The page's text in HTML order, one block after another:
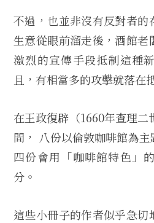
不過，也並非沒有反對者的
生意從眼前溜走後，酒館老
激烈的宣傳手段抵制這種
且，有相當多的攻擊就落在
在王政復辟（1660年查理二
間， 八份以倫敦咖啡館為
四份會用「咖啡館特色」
分。
這些小冊子的作者似乎急